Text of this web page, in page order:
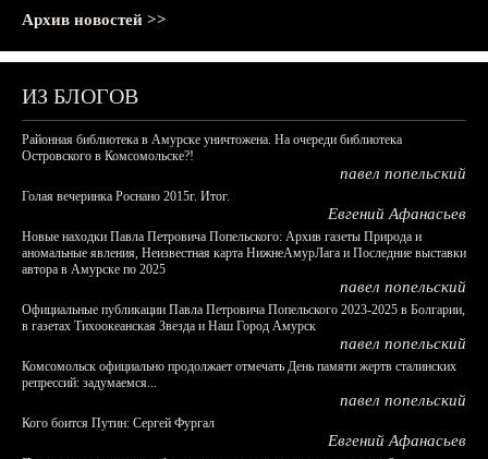
Архив новостей >>
ИЗ БЛОГОВ
Районная библиотека в Амурске уничтожена. На очереди библиотека
Островского в Комсомольске?!
павел попельский
Голая вечеринка Роснано 2015г. Итог.
Евгений Афанасьев
Новые находки Павла Петровича Попельского: Архив газеты Природа и
аномальные явления, Неизвестная карта НижнеАмурЛага и Последние выставки
автора в Амурске по 2025
павел попельский
Официальные публикации Павла Петровича Попельского 2023-2025 в Болгарии,
в газетах Тихоокеанская Звезда и Наш Город Амурск
павел попельский
Комсомольск официально продолжает отмечать День памяти жертв сталинских
репрессий: задумаемся...
павел попельский
Кого боится Путин: Сергей Фургал
Евгений Афанасьев